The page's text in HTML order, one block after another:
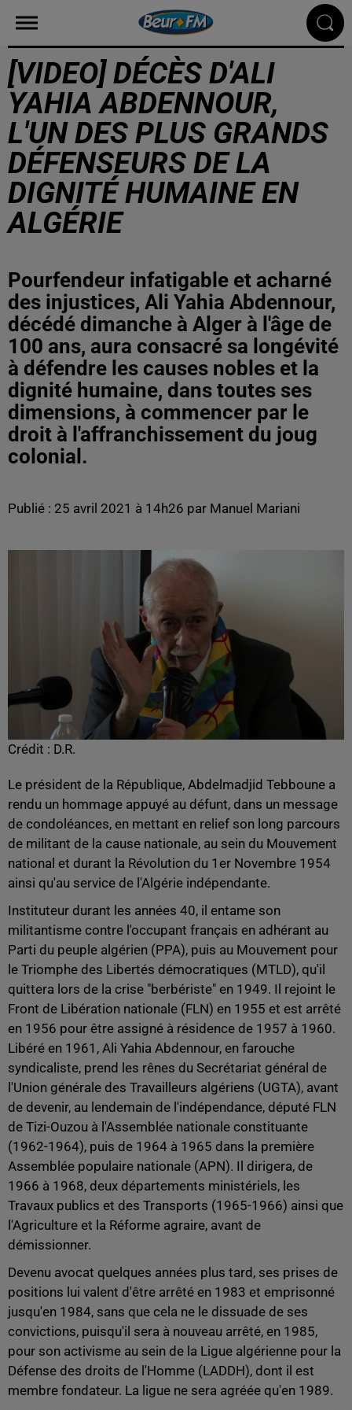
[VIDEO] DÉCÈS D'ALI
YAHIA ABDENNOUR,
L'UN DES PLUS GRANDS
DÉFENSEURS DE LA
DIGNITÉ HUMAINE EN
ALGÉRIE
Pourfendeur infatigable et acharné
des injustices, Ali Yahia Abdennour,
décédé dimanche à Alger à l'âge de
100 ans, aura consacré sa longévité
à défendre les causes nobles et la
dignité humaine, dans toutes ses
dimensions, à commencer par le
droit à l'affranchissement du joug
colonial.
Publié : 25 avril 2021 à 14h26 par Manuel Mariani
Crédit : D.R.
Le président de la République, Abdelmadjid Tebboune a
rendu un hommage appuyé au défunt, dans un message
de condoléances, en mettant en relief son long parcours
de militant de la cause nationale, au sein du Mouvement
national et durant la Révolution du 1er Novembre 1954
ainsi qu'au service de l'Algérie indépendante.
Instituteur durant les années 40, il entame son
militantisme contre l'occupant français en adhérant au
Parti du peuple algérien (PPA), puis au Mouvement pour
le Triomphe des Libertés démocratiques (MTLD), qu'il
quittera lors de la crise "berbériste" en 1949. Il rejoint le
Front de Libération nationale (FLN) en 1955 et est arrêté
en 1956 pour être assigné à résidence de 1957 à 1960.
Libéré en 1961, Ali Yahia Abdennour, en farouche
syndicaliste, prend les rênes du Secrétariat général de
l'Union générale des Travailleurs algériens (UGTA), avant
de devenir, au lendemain de l'indépendance, député FLN
de Tizi-Ouzou à l'Assemblée nationale constituante
(1962-1964), puis de 1964 à 1965 dans la première
Assemblée populaire nationale (APN). Il dirigera, de
1966 à 1968, deux départements ministériels, les
Travaux publics et des Transports (1965-1966) ainsi que
l'Agriculture et la Réforme agraire, avant de
démissionner.
Devenu avocat quelques années plus tard, ses prises de
positions lui valent d'être arrêté en 1983 et emprisonné
jusqu'en 1984, sans que cela ne le dissuade de ses
convictions, puisqu'il sera à nouveau arrêté, en 1985,
pour son activisme au sein de la Ligue algérienne pour la
Défense des droits de l'Homme (LADDH), dont il est
membre fondateur. La ligue ne sera agréée qu'en 1989.